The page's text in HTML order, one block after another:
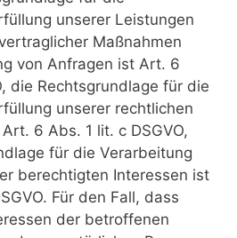
unserer Leistungen
Maßnahmen
von Anfragen ist Art. 6
die Rechtsgrundlage für die
unserer rechtlichen
6 Abs. 1 lit. c DSGVO,
für die Verarbeitung
berechtigten Interessen ist
Für den Fall, dass
der betroffenen